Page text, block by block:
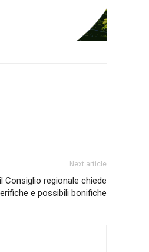
Next article
Consiglio regionale chiede
e possibili bonifiche